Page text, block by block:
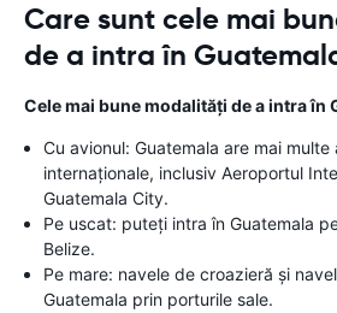
Care sunt cele mai
de a intra în
Cele mai bune modalități de a intra în
Cu avionul: Guatemala are mai multe
internaționale, inclusiv Aeroportul
Guatemala City.
Pe uscat: puteți intra în Guatemala
Belize.
Pe mare: navele de croazieră și
Guatemala prin porturile sale.